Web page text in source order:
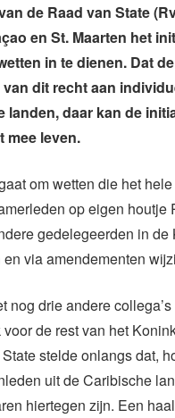
de Raad van State
en St. Maarten het
in te dienen. Dat
dit recht aan
landen, daar kan de
mee leven.
om wetten die het
op eigen
gedelegeerden in
via amendementen
nog drie andere
de rest van het
stelde onlangs dat,
uit de Caribische
hiertegen zijn. Een